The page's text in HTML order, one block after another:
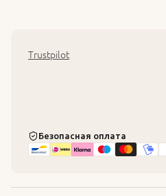
Trustpilot
Безопасная оплата